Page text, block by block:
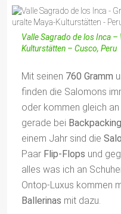
Valle Sagrado de los Inca –
Kulturstätten – Cusco, Peru
Mit seinen 760 Gramm
finden die Salomons
oder kommen gleich
gerade bei
einem Jahr sind die
Paar Flip-Flops und
alles was ich an
Ontop-Luxus kommen
Ballerinas mit dazu.